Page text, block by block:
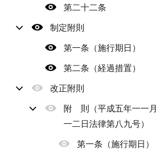
第二十二条
制定附則
第一条（施行期日）
第二条（経過措置）
改正附則
附 則（平成五年一一月
一二日法律第八九号）
第一条（施行期日）